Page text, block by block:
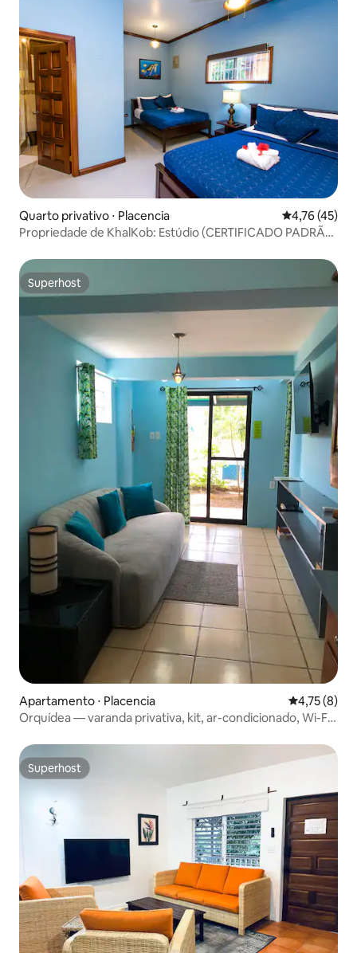
Quarto privativo ⋅ Placencia 4,76 de uma
4,76 (45)
Propriedade de KhalKob: Estúdio (CERTIFICADO PADRÃO
Superhost
Superhost
Apartamento ⋅ Placencia 4,75 de
4,75 (8)
Orquídea — varanda privativa, kit, ar-condicionado, Wi-Fi,
Superhost
Superhost